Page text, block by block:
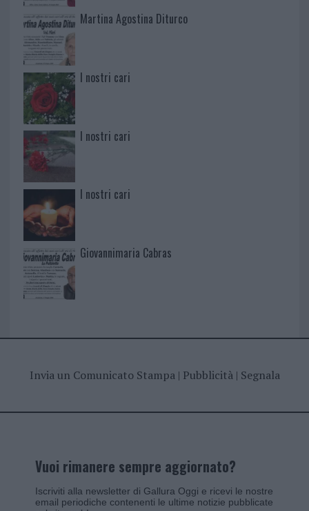
Martina Agostina Diturco
I nostri cari
I nostri cari
I nostri cari
Giovannimaria Cabras
Invia un Comunicato Stampa| Pubblicità| Segnala
Vuoi rimanere sempre aggiornato?
Iscriviti alla newsletter di Gallura Oggi e ricevi le nostre
email periodiche contenenti le ultime notizie pubblicate